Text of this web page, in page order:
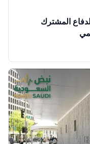
المشترك